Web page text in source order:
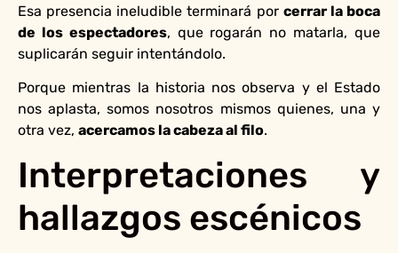
Esa presencia ineludible terminará por cerrar la boca
de los espectadores, que rogarán no matarla, que
suplicarán seguir intentándolo.
Porque mientras la historia nos observa y el Estado
nos aplasta, somos nosotros mismos quienes, una y
otra vez, acercamos la cabeza al filo.
Interpretaciones y
hallazgos escénicos